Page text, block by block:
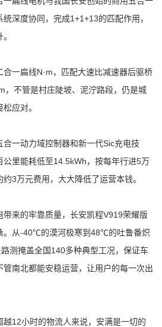
深度协同，完成1+1+13的匹配作用，
一扁线N·m，匹配大速比减速器后驱桥
，不管是村庄陡坡、泥泞路段，仍是城
应对。
一动力域控制器和新一代Sic充电技
公里能耗低至14.5kWh，按每年行进5万
3万元费用，大大降低了运营本钱。
来的牢靠质量，长安凯程V919荣耀版
。从-40℃的漠河极寒到48℃的吐鲁番炽
测掩盖全国140多种典型工况，保证车
南北都能安稳运营，让用户的每一次出
12小时的物流人来说，安满是一切的